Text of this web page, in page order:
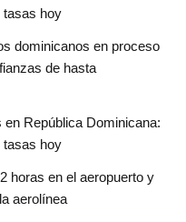
tasas hoy
dominicanos en proceso
de hasta
República Dominicana:
tasas hoy
horas en el aeropuerto y
aerolínea